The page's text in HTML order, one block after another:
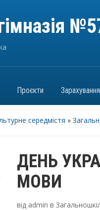
Проєкти
середмістя »
ДЕНЬ
МОВИ
від admin в